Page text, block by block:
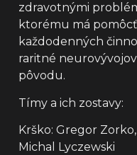
zdravotnými
ktorému má
každodenných
raritné
pôvodu.
Tímy a ich zostavy:
Krško: Gregor
Michal Lyczewski